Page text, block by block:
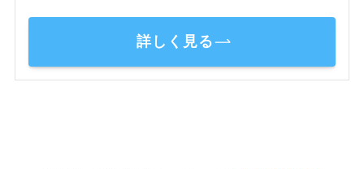
詳しく見る